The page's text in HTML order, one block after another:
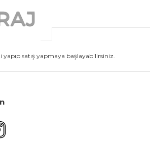
satış yapmaya başlayabilirsiniz.